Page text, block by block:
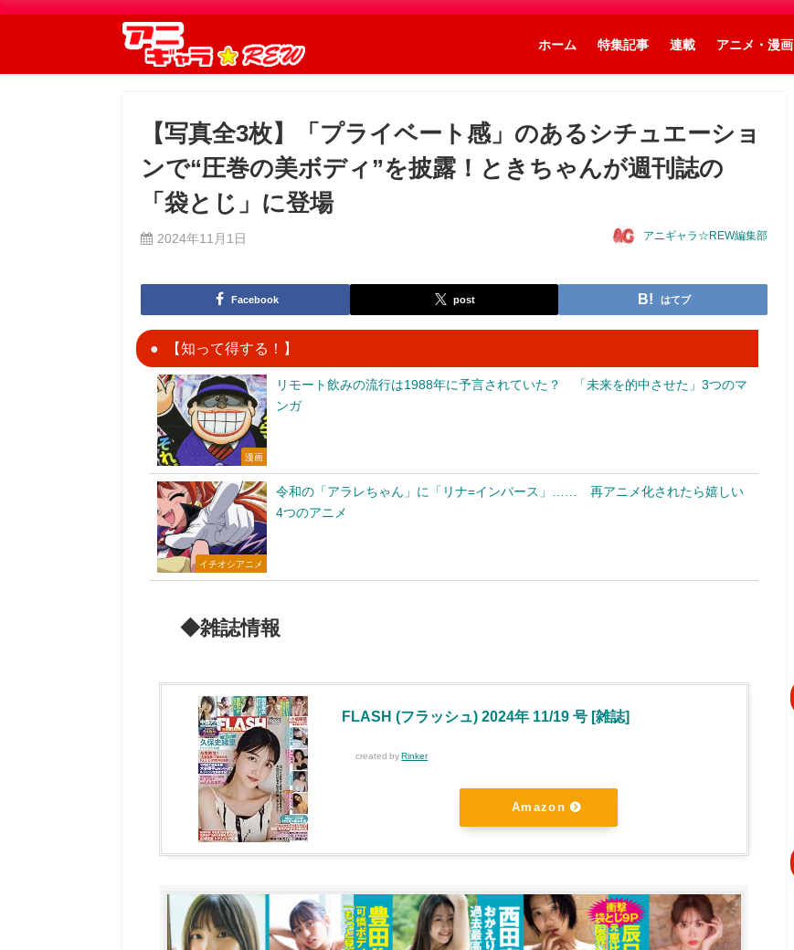
ホーム 特集記事 連載 アニメ・漫画
【写真全3枚】「プライベート感」のあるシチュエーショ
ンで“圧巻の美ボディ”を披露！ときちゃんが週刊誌の
「袋とじ」に登場
2024年11月1日 アニギャラ☆REW編集部
Facebook post はてブ
【知って得する！】
漫画
リモート飲みの流行は1988年に予言されていた？ 「未来を的中させた」3つのマ
ンガ
イチオシアニメ
令和の「アラレちゃん」に「リナ=インバース」…… 再アニメ化されたら嬉しい
4つのアニメ
◆雑誌情報
FLASH (フラッシュ) 2024年 11/19 号 [雑誌]
created by Rinker
Amazon